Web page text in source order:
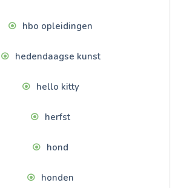
hbo opleidingen
hedendaagse kunst
hello kitty
herfst
hond
honden